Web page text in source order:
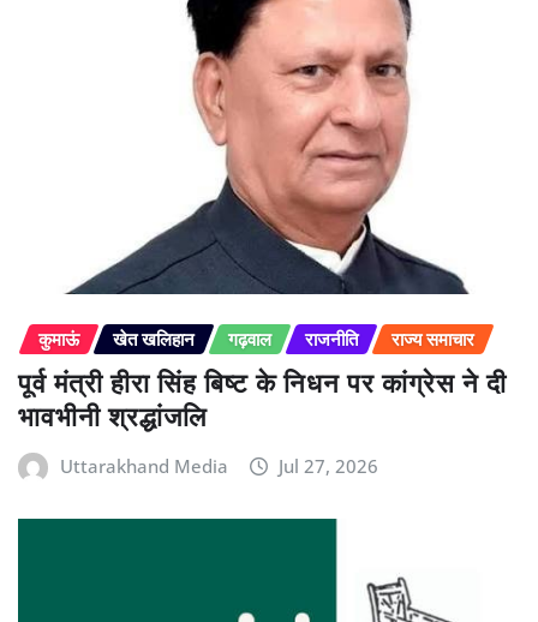
कुमाऊं खेत खलिहान गढ़वाल राजनीति राज्य समाचार
पूर्व मंत्री हीरा सिंह बिष्ट के निधन पर कांग्रेस ने दी
भावभीनी श्रद्धांजलि
Uttarakhand Media Jul 27, 2026